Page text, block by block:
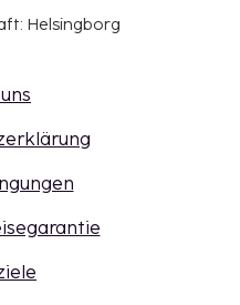
Helsingborg